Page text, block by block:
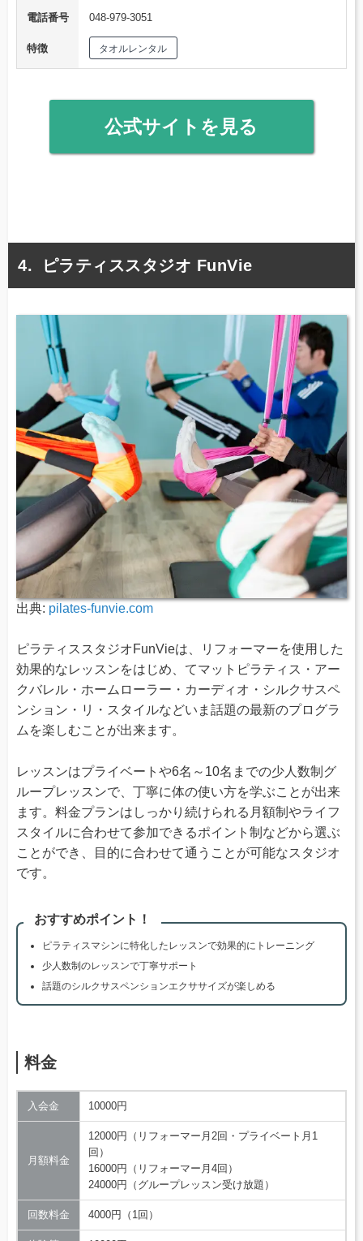
電話番号
048-979-3051
特徴 タオルレンタル
公式サイトを見る
ピラティススタジオ FunVie
出典: pilates-funvie.com
ピラティススタジオFunVieは、リフォーマーを使用した
効果的なレッスンをはじめ、てマットピラティス・アー
クバレル・ホームローラー・カーディオ・シルクサスペ
ンション・リ・スタイルなどいま話題の最新のプログラ
ムを楽しむことが出来ます。
レッスンはプライベートや6名～10名までの少人数制グ
ループレッスンで、丁寧に体の使い方を学ぶことが出来
ます。料金プランはしっかり続けられる月額制やライフ
スタイルに合わせて参加できるポイント制などから選ぶ
ことができ、目的に合わせて通うことが可能なスタジオ
です。
おすすめポイント！
ピラティスマシンに特化したレッスンで効果的にトレーニング
少人数制のレッスンで丁寧サポート
話題のシルクサスペンションエクササイズが楽しめる
料金
入会金 10000円
月額料金
12000円（リフォーマー月2回・プライベート月1
回）
16000円（リフォーマー月4回）
24000円（グループレッスン受け放題）
回数料金 4000円（1回）